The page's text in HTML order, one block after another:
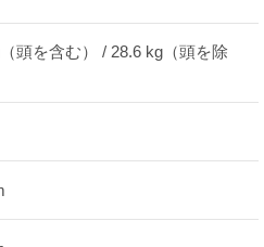
頭を含む） / 28.6 kg（頭を除